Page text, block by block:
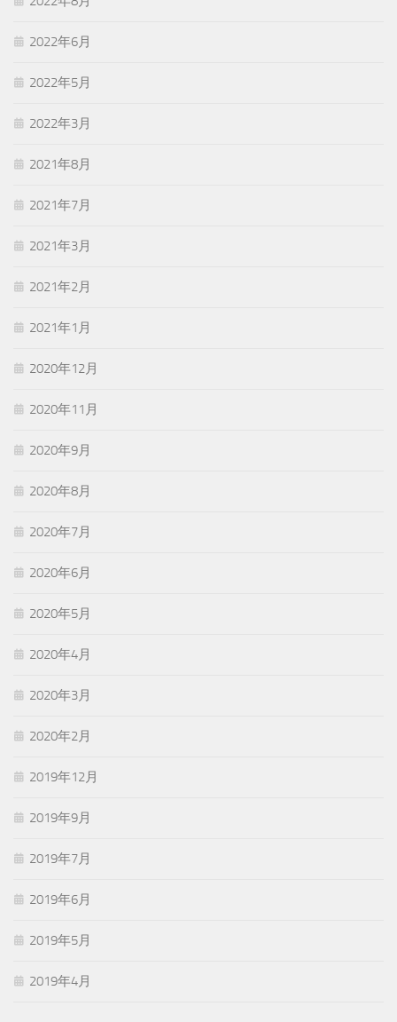
2022年6月
2022年5月
2022年3月
2021年8月
2021年7月
2021年3月
2021年2月
2021年1月
2020年12月
2020年11月
2020年9月
2020年8月
2020年7月
2020年6月
2020年5月
2020年4月
2020年3月
2020年2月
2019年12月
2019年9月
2019年7月
2019年6月
2019年5月
2019年4月